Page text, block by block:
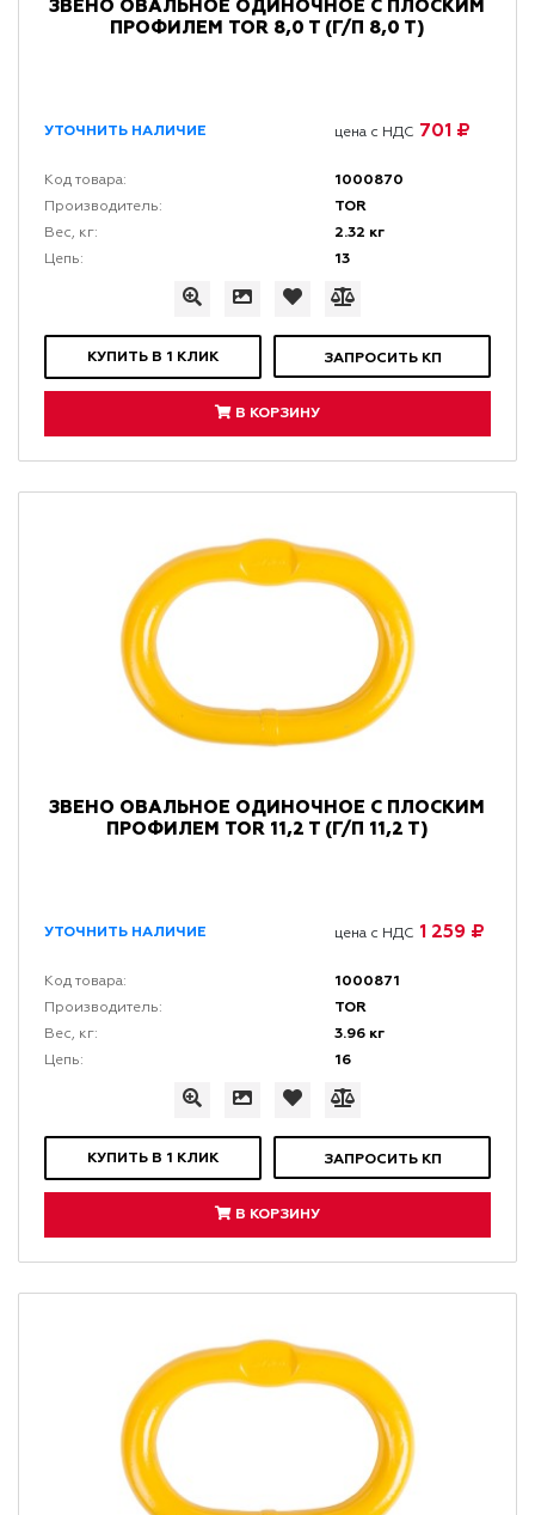
ЗВЕНО ОВАЛЬНОЕ ОДИНОЧНОЕ С ПЛОСКИМ
ПРОФИЛЕМ TOR 8,0 T (Г/П 8,0 Т)
УТОЧНИТЬ НАЛИЧИЕ цена с НДС 701 ₽
Код товара: 1000870
Производитель: TOR
Вес, кг: 2.32 кг
Цепь: 13
КУПИТЬ В 1 КЛИК ЗАПРОСИТЬ КП
В КОРЗИНУ
ЗВЕНО ОВАЛЬНОЕ ОДИНОЧНОЕ С ПЛОСКИМ
ПРОФИЛЕМ TOR 11,2 T (Г/П 11,2 Т)
УТОЧНИТЬ НАЛИЧИЕ цена с НДС 1 259 ₽
Код товара: 1000871
Производитель: TOR
Вес, кг: 3.96 кг
Цепь: 16
КУПИТЬ В 1 КЛИК ЗАПРОСИТЬ КП
В КОРЗИНУ